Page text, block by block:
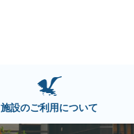
施設のご利用について